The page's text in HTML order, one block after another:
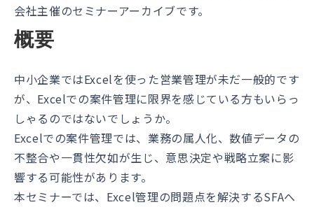
会社主催のセミナーアーカイブです。
概要
中小企業ではExcelを使った営業管理が未だ一般的です
が、Excelでの案件管理に限界を感じている方もいらっ
しゃるのではないでしょうか。
Excelでの案件管理では、業務の属人化、数値データの
不整合や一貫性欠如が生じ、意思決定や戦略立案に影
響する可能性があります。
本セミナーでは、Excel管理の問題点を解決するSFAへ